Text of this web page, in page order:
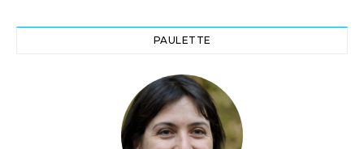
PAULETTE